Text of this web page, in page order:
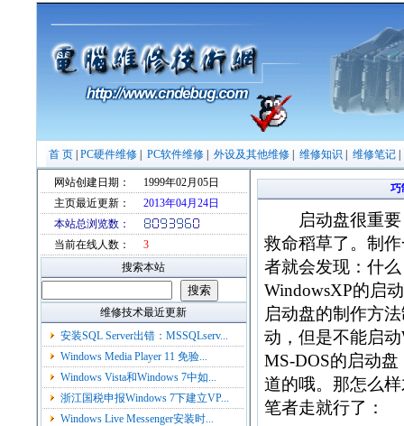
首 页 PC硬件维修 PC软件维修 外设及其他维修 维修知识 维修笔记
网站创建日期：
1999年02月05日
主页最近更新：
2013年04月24日
本站总浏览数：
当前在线人数：
3
搜索本站
维修技术最近更新
安装SQL Server出错：MSSQLserv...
Windows Media Player 11 免验...
Windows Vista和Windows 7中如...
浙江国税申报Windows 7下建立VP...
Windows Live Messenger安装时...
巧
启动盘很重要
救命稻草了。制
者就会发现：什
WindowsXP的启
启动盘的制作方
动，但是不能启
MS-DOS的启动
道的哦。那怎么
笔者走就行了：